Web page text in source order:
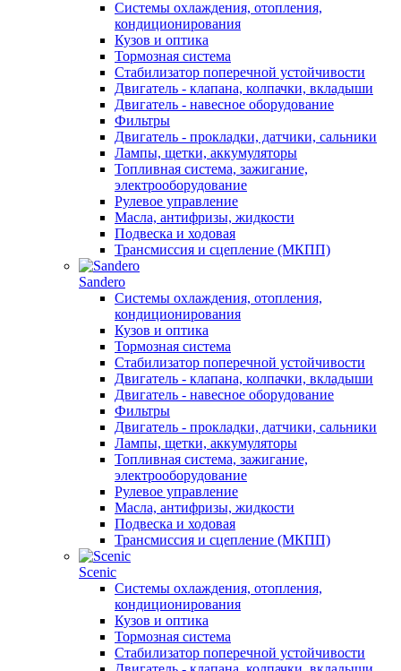
Системы охлаждения, отопления,
кондиционирования
Кузов и оптика
Тормозная система
Стабилизатор поперечной устойчивости
Двигатель - клапана, колпачки, вкладыши
Двигатель - навесное оборудование
Фильтры
Двигатель - прокладки, датчики, сальники
Лампы, щетки, аккумуляторы
Топливная система, зажигание,
электрооборудование
Рулевое управление
Масла, антифризы, жидкости
Подвеска и ходовая
Трансмиссия и сцепление (МКПП)
Sandero
Системы охлаждения, отопления,
кондиционирования
Кузов и оптика
Тормозная система
Стабилизатор поперечной устойчивости
Двигатель - клапана, колпачки, вкладыши
Двигатель - навесное оборудование
Фильтры
Двигатель - прокладки, датчики, сальники
Лампы, щетки, аккумуляторы
Топливная система, зажигание,
электрооборудование
Рулевое управление
Масла, антифризы, жидкости
Подвеска и ходовая
Трансмиссия и сцепление (МКПП)
Scenic
Системы охлаждения, отопления,
кондиционирования
Кузов и оптика
Тормозная система
Стабилизатор поперечной устойчивости